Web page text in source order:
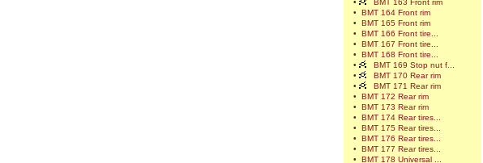
•
BMT 164 Front rim
•
BMT 165 Front rim
•
BMT 166 Front tire...
•
BMT 167 Front tire...
•
BMT 168 Front tire...
•
BMT 169 Stop nut f...
•
BMT 170 Rear rim
•
BMT 171 Rear rim
•
BMT 172 Rear rim
•
BMT 173 Rear rim
•
BMT 174 Rear tires...
•
BMT 175 Rear tires...
•
BMT 176 Rear tires...
•
BMT 177 Rear tires...
•
BMT 178 Universal ...